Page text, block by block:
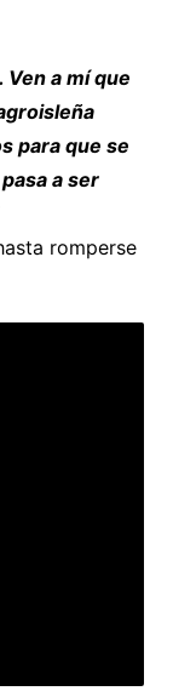
a mí que
para que se
a ser
romperse